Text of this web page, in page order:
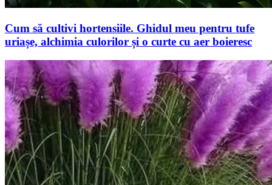
Cum să cultivi hortensiile. Ghidul meu pentru tufe
uriașe, alchimia culorilor și o curte cu aer boieresc